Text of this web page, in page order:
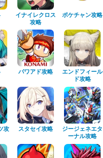
イナイレクロス
攻略
ポケチャン攻略
パワアド攻略
エンドフィール
ド攻略
攻
スタセイ攻略
ジージェネエタ
ーナル攻略